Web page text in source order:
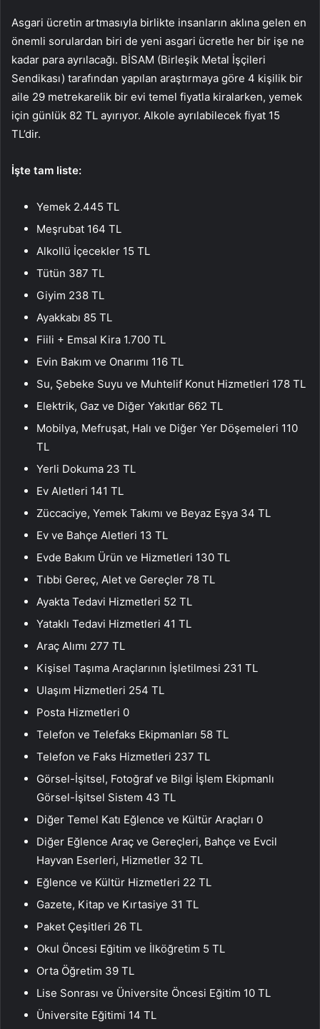
Asgari ücretin artmasıyla birlikte insanların aklına gelen en
önemli sorulardan biri de yeni asgari ücretle her bir işe ne
kadar para ayrılacağı. BİSAM (Birleşik Metal İşçileri
Sendikası) tarafından yapılan araştırmaya göre 4 kişilik bir
aile 29 metrekarelik bir evi temel fiyatla kiralarken, yemek
için günlük 82 TL ayırıyor. Alkole ayrılabilecek fiyat 15
TL’dir.
İşte tam liste:
Yemek 2.445 TL
Meşrubat 164 TL
Alkollü İçecekler 15 TL
Tütün 387 TL
Giyim 238 TL
Ayakkabı 85 TL
Fiili + Emsal Kira 1.700 TL
Evin Bakım ve Onarımı 116 TL
Su, Şebeke Suyu ve Muhtelif Konut Hizmetleri 178 TL
Elektrik, Gaz ve Diğer Yakıtlar 662 TL
Mobilya, Mefruşat, Halı ve Diğer Yer Döşemeleri 110
TL
Yerli Dokuma 23 TL
Ev Aletleri 141 TL
Züccaciye, Yemek Takımı ve Beyaz Eşya 34 TL
Ev ve Bahçe Aletleri 13 TL
Evde Bakım Ürün ve Hizmetleri 130 TL
Tıbbi Gereç, Alet ve Gereçler 78 TL
Ayakta Tedavi Hizmetleri 52 TL
Yataklı Tedavi Hizmetleri 41 TL
Araç Alımı 277 TL
Kişisel Taşıma Araçlarının İşletilmesi 231 TL
Ulaşım Hizmetleri 254 TL
Posta Hizmetleri 0
Telefon ve Telefaks Ekipmanları 58 TL
Telefon ve Faks Hizmetleri 237 TL
Görsel-İşitsel, Fotoğraf ve Bilgi İşlem Ekipmanlı
Görsel-İşitsel Sistem 43 TL
Diğer Temel Katı Eğlence ve Kültür Araçları 0
Diğer Eğlence Araç ve Gereçleri, Bahçe ve Evcil
Hayvan Eserleri, Hizmetler 32 TL
Eğlence ve Kültür Hizmetleri 22 TL
Gazete, Kitap ve Kırtasiye 31 TL
Paket Çeşitleri 26 TL
Okul Öncesi Eğitim ve İlköğretim 5 TL
Orta Öğretim 39 TL
Lise Sonrası ve Üniversite Öncesi Eğitim 10 TL
Üniversite Eğitimi 14 TL